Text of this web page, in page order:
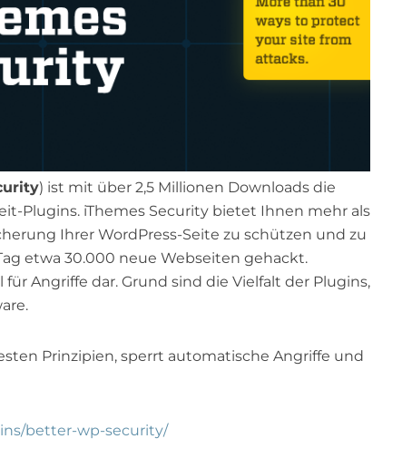
) ist mit über 2,5 Millionen Downloads die
Plugins. iThemes Security bietet Ihnen mehr als
Ihrer WordPress-Seite zu schützen und zu
etwa 30.000 neue Webseiten gehackt.
Angriffe dar. Grund sind die Vielfalt der Plugins,
Prinzipien, sperrt automatische Angriffe und
better-wp-security/